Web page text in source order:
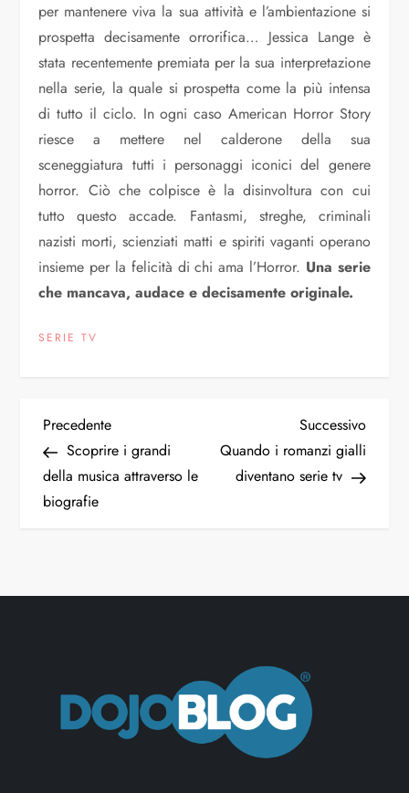
per mantenere viva la sua attività e l’ambientazione si
prospetta decisamente orrorifica… Jessica Lange è
stata recentemente premiata per la sua interpretazione
nella serie, la quale si prospetta come la più intensa
di tutto il ciclo. In ogni caso American Horror Story
riesce a mettere nel calderone della sua
sceneggiatura tutti i personaggi iconici del genere
horror. Ciò che colpisce è la disinvoltura con cui
tutto questo accade. Fantasmi, streghe, criminali
nazisti morti, scienziati matti e spiriti vaganti operano
insieme per la felicità di chi ama l’Horror. Una serie
che mancava, audace e decisamente originale.
SERIE TV
N
a
v
g
Articolo
precedente
Precedente
Scoprire i grandi
della musica attraverso le
biografie
Successivo
Quando i romanzi gialli
diventano serie tv